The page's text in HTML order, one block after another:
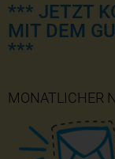
*** JETZT
MIT DEM
***
MONATLICHER